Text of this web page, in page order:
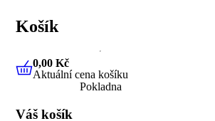
Košík
0,00 KčAktuální cena košíku
0,00 Kč
Aktuální cena košíku
Pokladna
Váš košík